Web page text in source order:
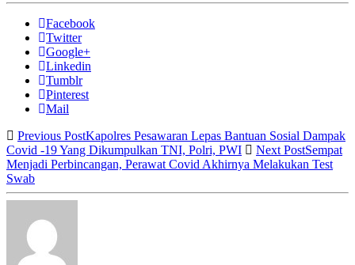
Facebook
Twitter
Google+
Linkedin
Tumblr
Pinterest
Mail
Previous PostKapolres Pesawaran Lepas Bantuan Sosial Dampak
Covid -19 Yang Dikumpulkan TNI, Polri, PWI
Next PostSempat
Menjadi Perbincangan, Perawat Covid Akhirnya Melakukan Test
Swab